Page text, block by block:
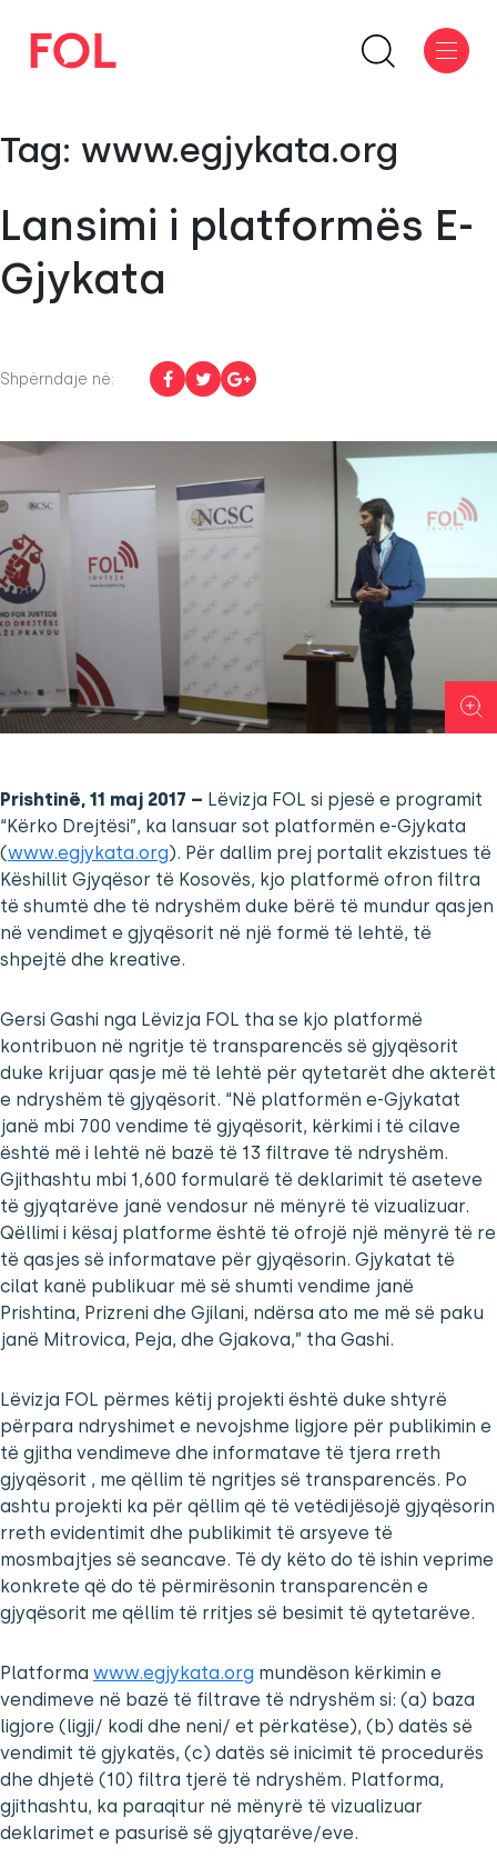
Tag: www.egjykata.org
Lansimi i platformës E-
Gjykata
Shpërndaje në:
Prishtinë, 11 maj 2017 – Lëvizja FOL si pjesë e programit
“Kërko Drejtësi”, ka lansuar sot platformën e-Gjykata
(www.egjykata.org). Për dallim prej portalit ekzistues të
Këshillit Gjyqësor të Kosovës, kjo platformë ofron filtra
të shumtë dhe të ndryshëm duke bërë të mundur qasjen
në vendimet e gjyqësorit në një formë të lehtë, të
shpejtë dhe kreative.
Gersi Gashi nga Lëvizja FOL tha se kjo platformë
kontribuon në ngritje të transparencës së gjyqësorit
duke krijuar qasje më të lehtë për qytetarët dhe akterët
e ndryshëm të gjyqësorit. “Në platformën e-Gjykatat
janë mbi 700 vendime të gjyqësorit, kërkimi i të cilave
është më i lehtë në bazë të 13 filtrave të ndryshëm.
Gjithashtu mbi 1,600 formularë të deklarimit të aseteve
të gjyqtarëve janë vendosur në mënyrë të vizualizuar.
Qëllimi i kësaj platforme është të ofrojë një mënyrë të re
të qasjes së informatave për gjyqësorin. Gjykatat të
cilat kanë publikuar më së shumti vendime janë
Prishtina, Prizreni dhe Gjilani, ndërsa ato me më së paku
janë Mitrovica, Peja, dhe Gjakova,” tha Gashi.
Lëvizja FOL përmes këtij projekti është duke shtyrë
përpara ndryshimet e nevojshme ligjore për publikimin e
të gjitha vendimeve dhe informatave të tjera rreth
gjyqësorit , me qëllim të ngritjes së transparencës. Po
ashtu projekti ka për qëllim që të vetëdijësojë gjyqësorin
rreth evidentimit dhe publikimit të arsyeve të
mosmbajtjes së seancave. Të dy këto do të ishin veprime
konkrete që do të përmirësonin transparencën e
gjyqësorit me qëllim të rritjes së besimit të qytetarëve.
Platforma www.egjykata.org mundëson kërkimin e
vendimeve në bazë të filtrave të ndryshëm si: (a) baza
ligjore (ligji/ kodi dhe neni/ et përkatëse), (b) datës së
vendimit të gjykatës, (c) datës së inicimit të procedurës
dhe dhjetë (10) filtra tjerë të ndryshëm. Platforma,
gjithashtu, ka paraqitur në mënyrë të vizualizuar
deklarimet e pasurisë së gjyqtarëve/eve.